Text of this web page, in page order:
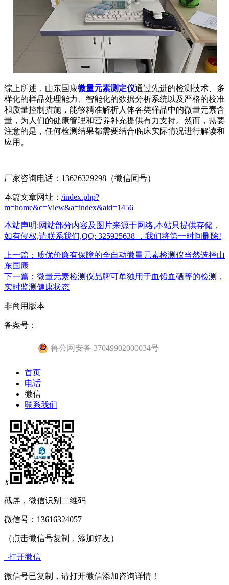
综上所述，山东国康微量元素测定仪通过先进的检测技术、多
样化的样品处理能力、智能化的数据分析系统以及严格的校准
和质量控制措施，能够精准解析人体各类样品中的微量元素含
量，为人们的健康管理和营养补充提供有力支持。然而，需要
注意的是，任何检测结果都需要结合临床实际情况进行解读和
应用。
厂家咨询电话：13626329298（微信同号）
本篇文章网址： /index.php?
m=home&c=View&a=index&aid=1456
本站声明:网站部分内容及图片来源于网络,本站只提供存储，
如有侵权,请联系我们,QQ: 325925638 ，我们将第一时间删除!
上一篇：质优价廉有保障的全自动微量元素检测仪当然选择山
东国康
下一篇：微量元素检测仪品牌可单独用于血铅血硒等的检测，
实时监测健康状态
非商用版本
备案号：
鲁公网安备 37049902000034号
首页
电话
微信
联系我们
X
截屏，微信识别二维码
微信号： 13616324057
（点击微信号复制，添加好友）
打开微信
微信号已复制，请打开微信添加咨询详情！